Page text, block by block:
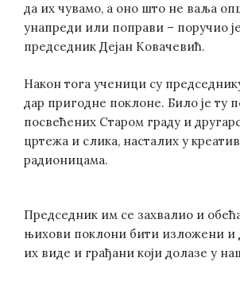
да их чувамо, а оно што не ваља
унапреди или поправи – поручио
председник Дејан Ковачевић.
Након тога ученици су
дар пригодне поклоне. Било је ту
посвећених Старом граду и
цртежа и слика, насталих у
радионицама.
Председник им се захвалио и
њихови поклони бити изложени и
их виде и грађани који долазе у